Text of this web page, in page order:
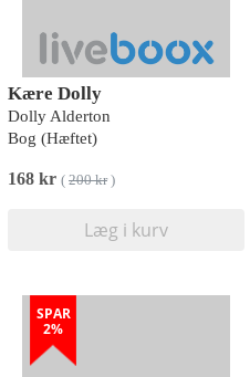
Kære Dolly
Dolly Alderton
Bog (Hæftet)
168 kr ( 200 kr)
Læg i kurv
SPAR
2%